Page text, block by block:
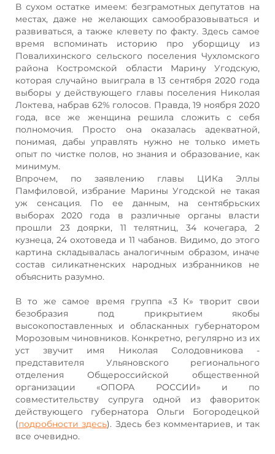
В сухом остатке имеем: безграмотных депутатов на
местах, даже не желающих самообразовываться и
развиваться, а также клевету по факту. Здесь самое
время вспоминать историю про уборщицу из
Повалихинского сельского поселения Чухломского
района Костромской области Марину Угодскую,
которая случайно выиграла в 13 сентября 2020 года
выборы у действующего главы поселения Николая
Локтева, набрав 62% голосов. Правда, 19 ноября 2020
года, все же женщина решила сложить с себя
полномочия. Просто она оказалась адекватной,
понимая, дабы управлять нужно не только иметь
опыт по чистке полов, но знания и образование, как
минимум.
Впрочем, по заявлению главы ЦИКа Эллы
Памфиловой, избрание Марины Угодской не такая
уж сенсация. По ее данным, на сентябрьских
выборах 2020 года в различные органы власти
прошли 23 доярки, 11 телятниц, 34 кочегара, 2
кузнеца, 24 охотоведа и 11 чабанов. Видимо, до этого
картина складывалась аналогичным образом, иначе
состав силикатненских народных избранников не
объяснить разумно.
В то же самое время группа «3 К» творит свои
безобразия под прикрытием якобы
высокопоставленных и обласканных губернатором
Морозовым чиновников. Конкретно, регулярно из их
уст звучит имя Николая Солодовникова -
представителя Ульяновского регионального
отделения Общероссийской общественной
организации «ОПОРА РОССИИ» и по
совместительству супруга одной из фавориток
действующего губернатора Ольги Богородецкой
(подробности здесь). Здесь без комментариев, и так
все очевидно.